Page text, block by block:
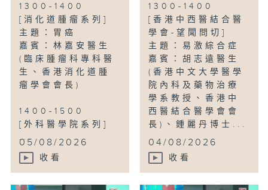
1300-1400
[消化道腫瘤系列]
主題：胃癌
嘉賓：林嘉安醫生
(臨床腫瘤科專科醫
生、香港消化道腫
瘤學會會長)
1400-1500
[外科醫學院系列]
...
05/08/2026
收看
1300-1400
[香港中西醫結合醫
學會-望聞問切]
主題：易激綜合症
嘉賓：胡志遠醫生
(香港中文大學醫學
院內科及藥物治療
學系教授、香港中
西醫結合醫學會會
長)、鍾麗丹博士...
04/08/2026
收看